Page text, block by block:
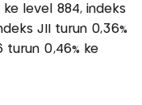
ke level 884, indeks
JII turun 0,36%
turun 0,46% ke